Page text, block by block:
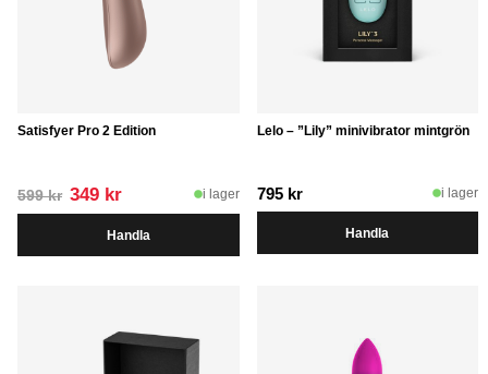
Satisfyer Pro 2 Edition
599kr Det
ursprungliga
priset
var:
349 krDet
nuvarande
priset
är:
i lager
Handla
Lelo – ”Lily” minivibrator mintgrön
795 kr i lager
Handla